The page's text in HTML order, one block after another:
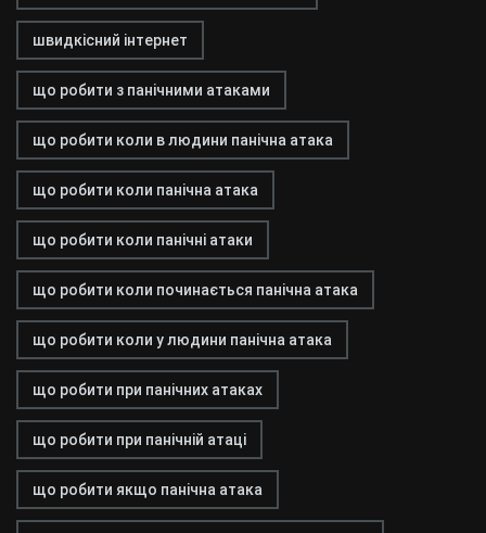
швидкісний інтернет
що робити з панічними атаками
що робити коли в людини панічна атака
що робити коли панічна атака
що робити коли панічні атаки
що робити коли починається панічна атака
що робити коли у людини панічна атака
що робити при панічних атаках
що робити при панічній атаці
що робити якщо панічна атака